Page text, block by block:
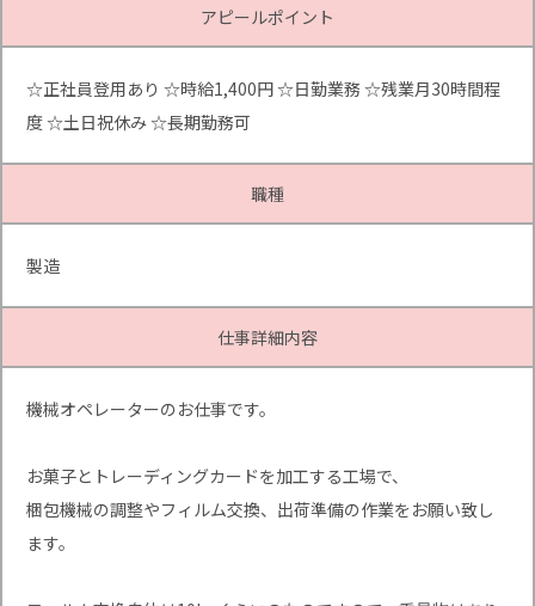
アピールポイント
☆正社員登用あり ☆時給1,400円 ☆日勤業務 ☆残業月30時間程
度 ☆土日祝休み ☆長期勤務可
職種
製造
仕事詳細内容
機械オペレーターのお仕事です。
お菓子とトレーディングカードを加工する工場で、
梱包機械の調整やフィルム交換、出荷準備の作業をお願い致し
ます。